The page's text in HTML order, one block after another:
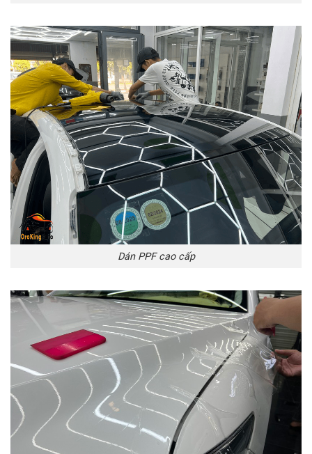
Dán PPF cao cấp